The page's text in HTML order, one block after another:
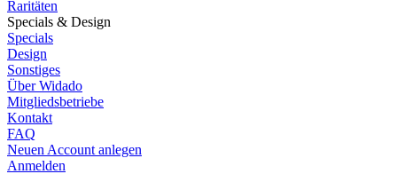
Raritäten
Specials & Design
Specials
Design
Sonstiges
Über Widado
Mitgliedsbetriebe
Kontakt
FAQ
Neuen Account anlegen
Anmelden